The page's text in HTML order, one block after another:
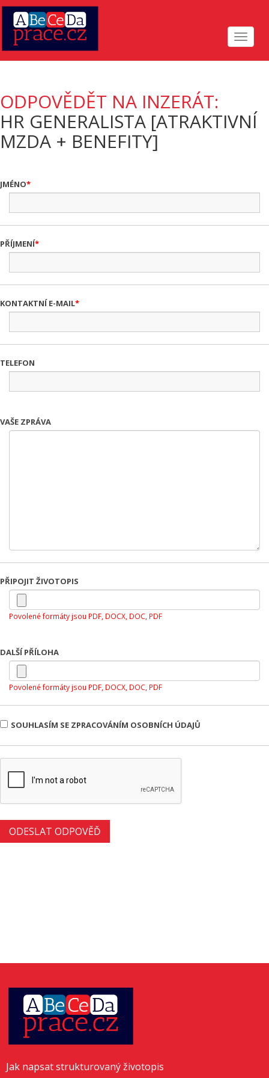
Toggle
ODPOVĚDĚT NA INZERÁT:
HR GENERALISTA [ATRAKTIVNÍ
MZDA + BENEFITY]
JMÉNO
PŘÍJMENÍ
KONTAKTNÍ E-MAIL
TELEFON
VAŠE ZPRÁVA
PŘIPOJIT ŽIVOTOPIS
Povolené formáty jsou PDF, DOCX, DOC, PDF
DALŠÍ PŘÍLOHA
Povolené formáty jsou PDF, DOCX, DOC, PDF
SOUHLASÍM SE ZPRACOVÁNÍM OSOBNÍCH ÚDAJŮ
Jak napsat strukturovaný životopis